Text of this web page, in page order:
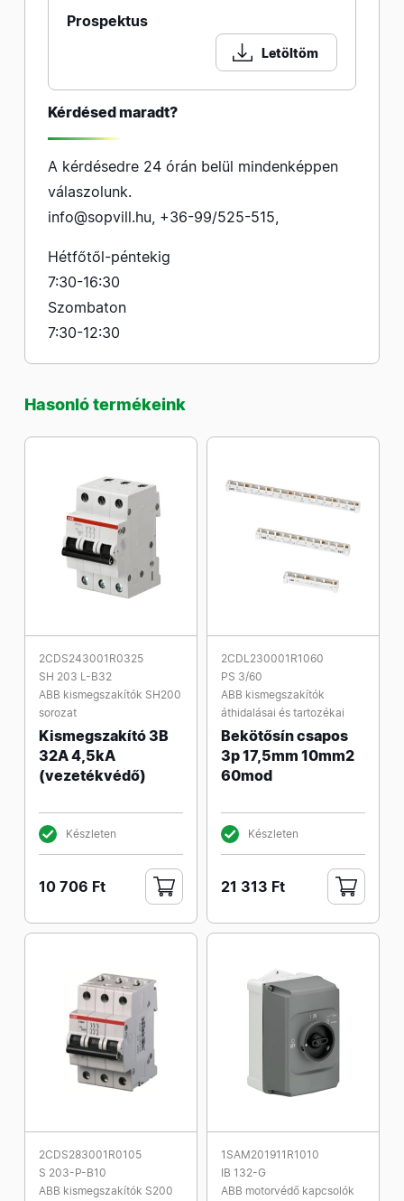
Prospektus
Letöltöm
Kérdésed maradt?
A kérdésedre 24 órán belül mindenképpen
válaszolunk.
info@sopvill.hu, +36-99/525-515,
Hétfőtől-péntekig
7:30-16:30
Szombaton
7:30-12:30
Hasonló termékeink
2CDS243001R0325
SH 203 L-B32
ABB kismegszakítók SH200
sorozat
Kismegszakító 3B
32A 4,5kA
(vezetékvédő)
Készleten
10 706 Ft
2CDL230001R1060
PS 3/60
ABB kismegszakítók
áthidalásai és tartozékai
Bekötősín csapos
3p 17,5mm 10mm2
60mod
Készleten
21 313 Ft
2CDS283001R0105
S 203-P-B10
ABB kismegszakítók S200
1SAM201911R1010
IB 132-G
ABB motorvédő kapcsolók